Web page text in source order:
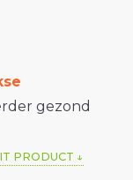
gezond
PRODUCT